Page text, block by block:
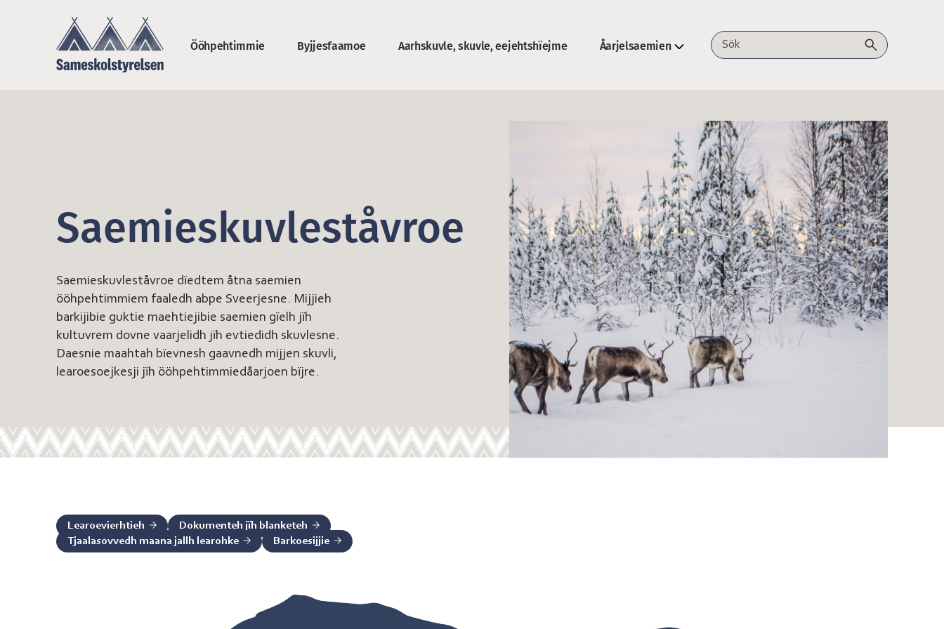
Saemieskuvleståvroe
Ööhpehtimmie Byjjesfaamoe Aarhskuvle, skuvle, eejehtshïejme Åarjelsaemien Sök på webbplatsen
Saemieskuvleståvroe
Saemieskuvleståvroe dïedtem åtna saemien
ööhpehtimmiem faaledh abpe Sveerjesne. Mijjieh
barkijibie guktie maehtiejibie saemien gïelh jïh
kultuvrem dovne vaarjelidh jïh evtiedidh skuvlesne.
Daesnie maahtah bïevnesh gaavnedh mijjen skuvli,
learoesoejkesji jïh ööhpehtimmiedåarjoen bïjre.
Learoevierhtieh
Dokumenteh jïh blanketeh
Tjaalasovvedh maana jallh learohke
Barkoesijjie